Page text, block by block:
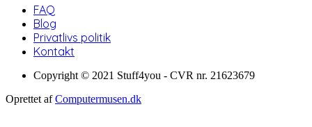
FAQ
Blog
Privatlivs politik
Kontakt
Copyright © 2021 Stuff4you - CVR nr. 21623679
Oprettet afComputermusen.dk